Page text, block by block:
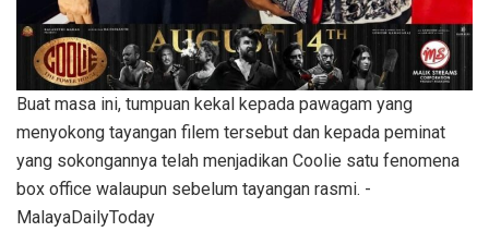
Buat masa ini, tumpuan kekal kepada pawagam yang
menyokong tayangan filem tersebut dan kepada peminat
yang sokongannya telah menjadikan Coolie satu fenomena
box office walaupun sebelum tayangan rasmi. -
MalayaDailyToday